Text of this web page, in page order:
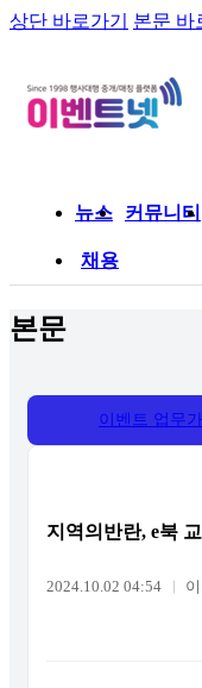
상단 바로가기 본문 바
뉴스 커뮤니티
채용
본문
이벤트 업무
지역의반란, e북
2024.10.02 04:54